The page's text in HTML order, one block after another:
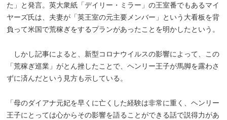
た」と発言。英大衆紙「デイリー・ミラー」の王室番でもあるマイ
ヤーズ氏は、夫妻が「英王室の元主要メンバー」という大看板を背
負って米国で荒稼ぎをするプランがあったことを明かしたという。
しかし記事によると、新型コロナウイルスの影響によって、この
「荒稼ぎ巡業」がとん挫したことで、ヘンリー王子が馬脚を露わさ
ずに済んだという見方も示している。
「母のダイアナ元妃を早くに亡くした経験は非常に重く、ヘンリー
王子にとっては心からその影響を語ることができる話で説得力があ